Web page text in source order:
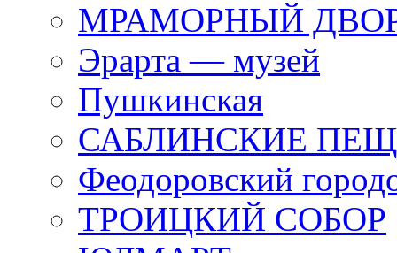
МРАМОРНЫЙ
Эрарта — музей
Пушкинская
САБЛИНСКИЕ
Феодоровский
ТРОИЦКИЙ СОБОР